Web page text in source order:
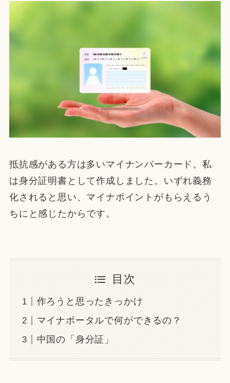
抵抗感がある方は多いマイナンバーカード。私
は身分証明書として作成しました。いずれ義務
化されると思い、マイナポイントがもらえるう
ちにと感じたからです。
目次
作ろうと思ったきっかけ
マイナポータルで何ができるの？
中国の「身分証」